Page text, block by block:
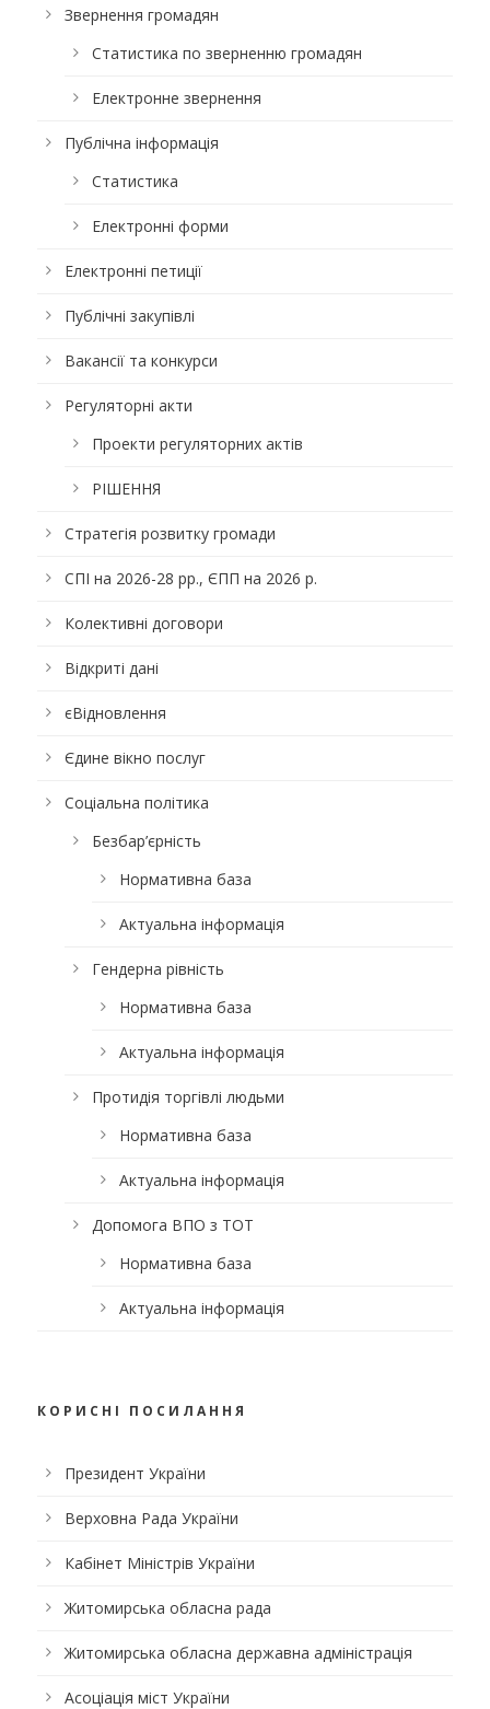
Звернення громадян
Статистика по зверненню громадян
Електронне звернення
Публічна інформація
Статистика
Електронні форми
Електронні петиції
Публічні закупівлі
Вакансії та конкурси
Регуляторні акти
Проекти регуляторних актів
РІШЕННЯ
Стратегія розвитку громади
СПІ на 2026-28 рр., ЄПП на 2026 р.
Колективні договори
Відкриті дані
єВідновлення
Єдине вікно послуг
Соціальна політика
Безбар’єрність
Нормативна база
Актуальна інформація
Гендерна рівність
Нормативна база
Актуальна інформація
Протидія торгівлі людьми
Нормативна база
Актуальна інформація
Допомога ВПО з ТОТ
Нормативна база
Актуальна інформація
КОРИСНІ ПОСИЛАННЯ
Президент України
Верховна Рада України
Кабінет Міністрів України
Житомирська обласна рада
Житомирська обласна державна адміністрація
Асоціація міст України